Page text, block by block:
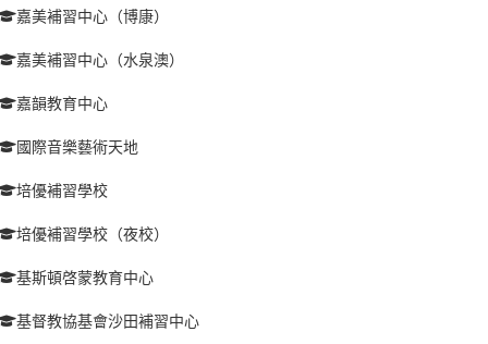
嘉美補習中心（博康）
嘉美補習中心（水泉澳）
嘉韻教育中心
國際音樂藝術天地
培優補習學校
培優補習學校（夜校）
基斯頓啓蒙教育中心
基督教協基會沙田補習中心